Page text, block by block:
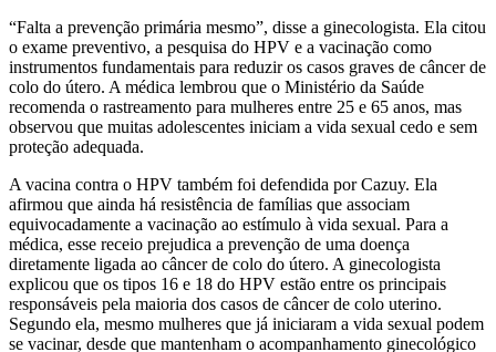
“Falta a prevenção primária mesmo”, disse a ginecologista. Ela citou
o exame preventivo, a pesquisa do HPV e a vacinação como
instrumentos fundamentais para reduzir os casos graves de câncer de
colo do útero. A médica lembrou que o Ministério da Saúde
recomenda o rastreamento para mulheres entre 25 e 65 anos, mas
observou que muitas adolescentes iniciam a vida sexual cedo e sem
proteção adequada.
A vacina contra o HPV também foi defendida por Cazuy. Ela
afirmou que ainda há resistência de famílias que associam
equivocadamente a vacinação ao estímulo à vida sexual. Para a
médica, esse receio prejudica a prevenção de uma doença
diretamente ligada ao câncer de colo do útero. A ginecologista
explicou que os tipos 16 e 18 do HPV estão entre os principais
responsáveis pela maioria dos casos de câncer de colo uterino.
Segundo ela, mesmo mulheres que já iniciaram a vida sexual podem
se vacinar, desde que mantenham o acompanhamento ginecológico